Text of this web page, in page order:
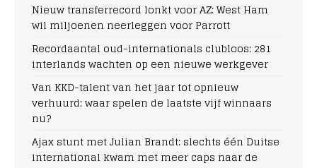
Nieuw transferrecord lonkt voor AZ: West Ham
wil miljoenen neerleggen voor Parrott
Recordaantal oud-internationals clubloos: 281
interlands wachten op een nieuwe werkgever
Van KKD-talent van het jaar tot opnieuw
verhuurd: waar spelen de laatste vijf winnaars
nu?
Ajax stunt met Julian Brandt: slechts één Duitse
international kwam met meer caps naar de